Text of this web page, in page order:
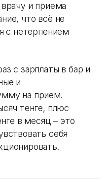
и приема
что всё не
с нетерпением
с зарплаты в бар и
и
на прием.
тенге, плюс
в месяц – это
себя